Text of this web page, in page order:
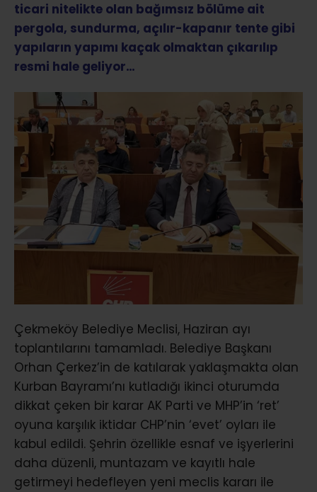
ticari nitelikte olan bağımsız bölüme ait
pergola, sundurma, açılır-kapanır tente gibi
yapıların yapımı kaçak olmaktan çıkarılıp
resmi hale geliyor…
Çekmeköy Belediye Meclisi, Haziran ayı
toplantılarını tamamladı. Belediye Başkanı
Orhan Çerkez’in de katılarak yaklaşmakta olan
Kurban Bayramı’nı kutladığı ikinci oturumda
dikkat çeken bir karar AK Parti ve MHP’in ‘ret’
oyuna karşılık iktidar CHP’nin ‘evet’ oyları ile
kabul edildi. Şehrin özellikle esnaf ve işyerlerini
daha düzenli, muntazam ve kayıtlı hale
getirmeyi hedefleyen yeni meclis kararı ile